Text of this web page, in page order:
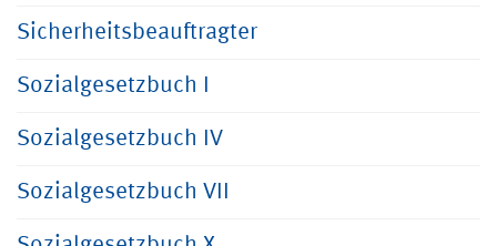
Sicherheitsbeauftragter
Sozialgesetzbuch I
Sozialgesetzbuch IV
Sozialgesetzbuch VII